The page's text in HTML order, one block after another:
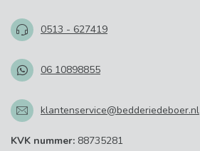
0513 - 627419
06 10898855
klantenservice@bedderiedeboer.nl
KVK nummer: 88735281